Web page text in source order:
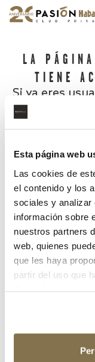
Esta página web
Las cookies de
el contenido y los
sociales y analizar
información sobre
nuestros partners
web, quienes
que les haya
partir del uso que
LA
TIENE
Si ya eres
¿Has olvidado tu